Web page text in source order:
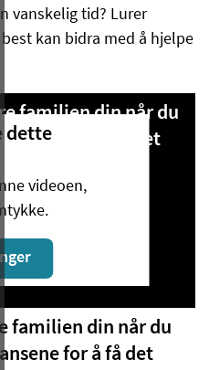
vanskelig tid? Lurer
kan bidra med å hjelpe
familien din når du
for å få det
dette
videoen,
familien din når du
for å få det